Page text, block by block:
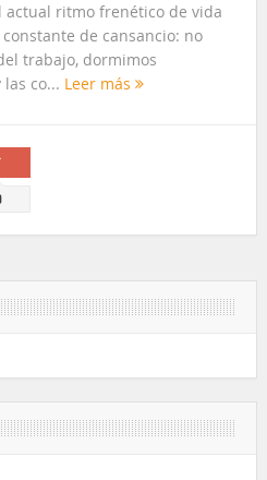
actual ritmo frenético de vida
de cansancio: no
trabajo, dormimos
co... Leer más